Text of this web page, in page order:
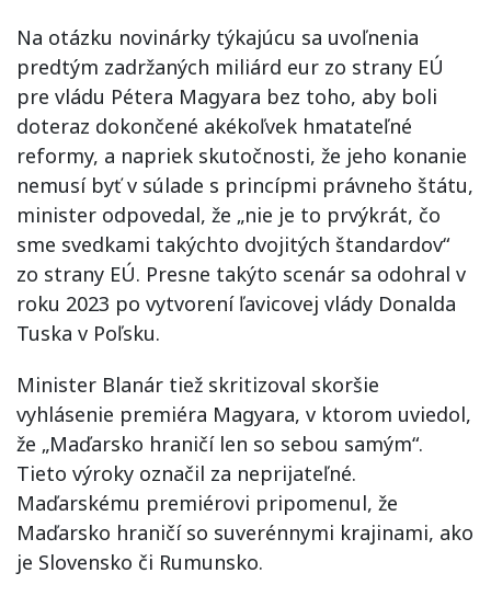
Na otázku novinárky týkajúcu sa uvoľnenia
predtým zadržaných miliárd eur zo strany EÚ
pre vládu Pétera Magyara bez toho, aby boli
doteraz dokončené akékoľvek hmatateľné
reformy, a napriek skutočnosti, že jeho konanie
nemusí byť v súlade s princípmi právneho štátu,
minister odpovedal, že „nie je to prvýkrát, čo
sme svedkami takýchto dvojitých štandardov“
zo strany EÚ. Presne takýto scenár sa odohral v
roku 2023 po vytvorení ľavicovej vlády Donalda
Tuska v Poľsku.
Minister Blanár tiež skritizoval skoršie
vyhlásenie premiéra Magyara, v ktorom uviedol,
že „Maďarsko hraničí len so sebou samým“.
Tieto výroky označil za neprijateľné.
Maďarskému premiérovi pripomenul, že
Maďarsko hraničí so suverénnymi krajinami, ako
je Slovensko či Rumunsko.